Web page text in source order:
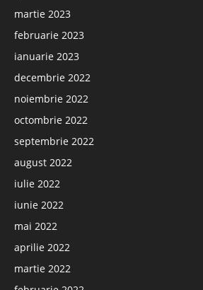
martie 2023
februarie 2023
ianuarie 2023
decembrie 2022
noiembrie 2022
octombrie 2022
septembrie 2022
august 2022
iulie 2022
iunie 2022
mai 2022
aprilie 2022
martie 2022